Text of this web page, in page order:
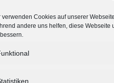
verwenden Cookies auf unserer
andere uns helfen, diese Webseite